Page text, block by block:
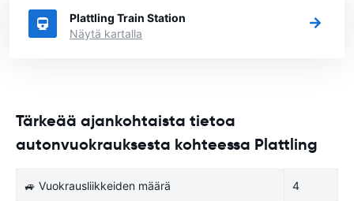
Plattling Train Station
Näytä kartalla
Tärkeää ajankohtaista tietoa
autonvuokrauksesta kohteessa Plattling
🚙 Vuokrausliikkeiden määrä 4